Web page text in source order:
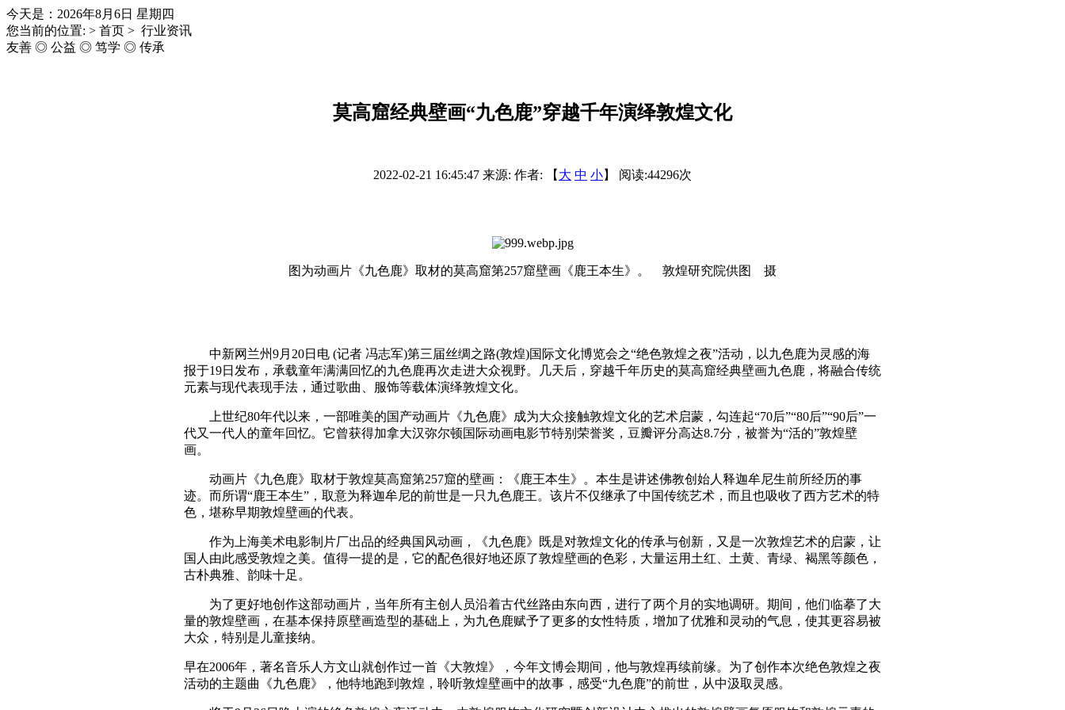
今天是：2026年8月6日 星期四
您当前的位置: > 首页 > 行业资讯
友善 ◎ 公益 ◎ 笃学 ◎ 传承
莫高窟经典壁画“九色鹿”穿越千年演绎敦煌文化
2022-02-21 16:45:47 来源: 作者: 【 大 中 小】 阅读:44296次
图为动画片《九色鹿》取材的莫高窟第257窟壁画《鹿王本生》。 敦煌研究院供图 摄
中新网兰州9月20日电 (记者 冯志军)第三届丝绸之路(敦煌)国际文化博览会之“绝色敦煌之夜”活动，以九色鹿为灵感的海
报于19日发布，承载童年满满回忆的九色鹿再次走进大众视野。几天后，穿越千年历史的莫高窟经典壁画九色鹿，将融合传统
元素与现代表现手法，通过歌曲、服饰等载体演绎敦煌文化。
上世纪80年代以来，一部唯美的国产动画片《九色鹿》成为大众接触敦煌文化的艺术启蒙，勾连起“70后”“80后”“90后”一
代又一代人的童年回忆。它曾获得加拿大汉弥尔顿国际动画电影节特别荣誉奖，豆瓣评分高达8.7分，被誉为“活的”敦煌壁
画。
动画片《九色鹿》取材于敦煌莫高窟第257窟的壁画：《鹿王本生》。本生是讲述佛教创始人释迦牟尼生前所经历的事
迹。而所谓“鹿王本生”，取意为释迦牟尼的前世是一只九色鹿王。该片不仅继承了中国传统艺术，而且也吸收了西方艺术的特
色，堪称早期敦煌壁画的代表。
作为上海美术电影制片厂出品的经典国风动画，《九色鹿》既是对敦煌文化的传承与创新，又是一次敦煌艺术的启蒙，让
国人由此感受敦煌之美。值得一提的是，它的配色很好地还原了敦煌壁画的色彩，大量运用土红、土黄、青绿、褐黑等颜色，
古朴典雅、韵味十足。
为了更好地创作这部动画片，当年所有主创人员沿着古代丝路由东向西，进行了两个月的实地调研。期间，他们临摹了大
量的敦煌壁画，在基本保持原壁画造型的基础上，为九色鹿赋予了更多的女性特质，增加了优雅和灵动的气息，使其更容易被
大众，特别是儿童接纳。
早在2006年，著名音乐人方文山就创作过一首《大敦煌》，今年文博会期间，他与敦煌再续前缘。为了创作本次绝色敦煌之夜
活动的主题曲《九色鹿》，他特地跑到敦煌，聆听敦煌壁画中的故事，感受“九色鹿”的前世，从中汲取灵感。